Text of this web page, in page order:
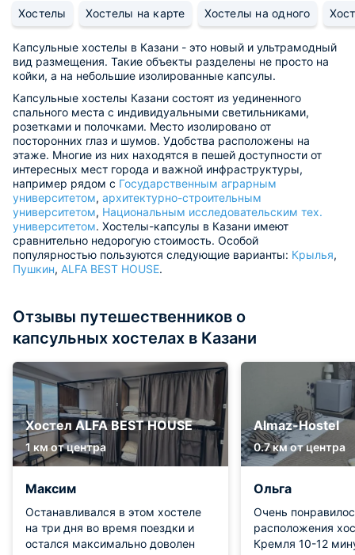
Хостелы Хостелы на карте Хостелы на одного
Капсульные хостелы в Казани - это новый и ультрамодный
вид размещения. Такие объекты разделены не просто на
койки, а на небольшие изолированные капсулы.
Капсульные хостелы Казани состоят из уединенного
спального места с индивидуальными светильниками,
розетками и полочками. Место изолировано от
посторонних глаз и шумов. Удобства расположены на
этаже. Многие из них находятся в пешей доступности от
интересных мест города и важной инфраструктуры,
например рядом с Государственным аграрным
университетом, архитектурно-строительным
университетом, Национальным исследовательским тех.
университетом. Хостелы-капсулы в Казани имеют
сравнительно недорогую стоимость. Особой
популярностью пользуются следующие варианты: Крылья,
Пушкин, ALFA BEST HOUSE.
Отзывы путешественников о
капсульных хостелах в Казани
Хостел ALFA BEST HOUSE
1 км от центра
Максим
Останавливался в этом хостеле
на три дня во время поездки и
остался максимально доволен
Almaz-Hostel
0.7 км от центра
Ольга
Очень
расположения
Кремля 10-12